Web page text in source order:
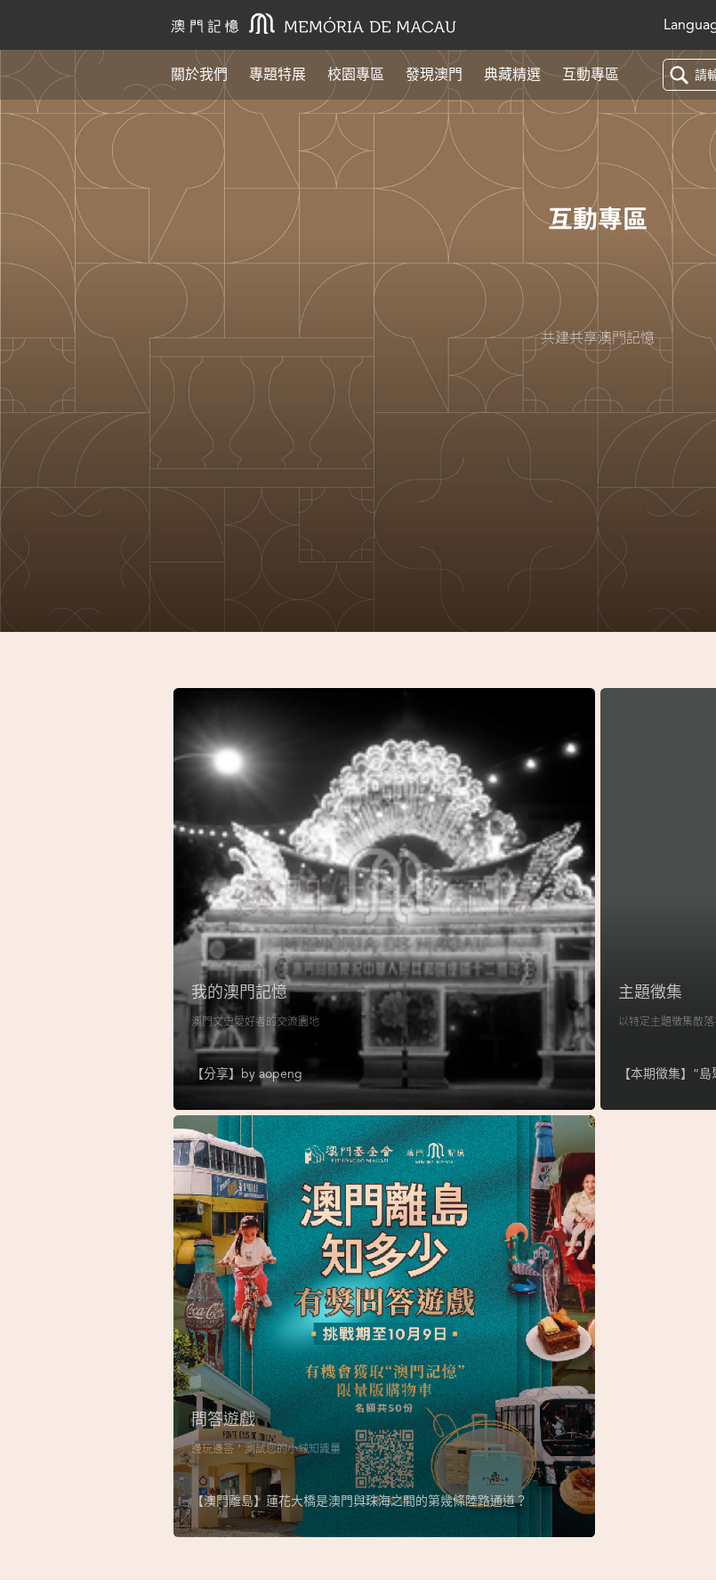
關於我們 專題特展 校園專區 發現澳門 典藏精選 互動專區
互動專區
共建共享澳門記憶
我的澳門記憶
澳門文史愛好者的交流園地
【分享】by aopeng
主題徵集
以特定主題徵集散
【本期徵集】“
問答遊戲
邊玩邊答，測試您的小城知識量
【澳門離島】蓮花大橋是澳門與珠海之間的第幾條陸路通道？